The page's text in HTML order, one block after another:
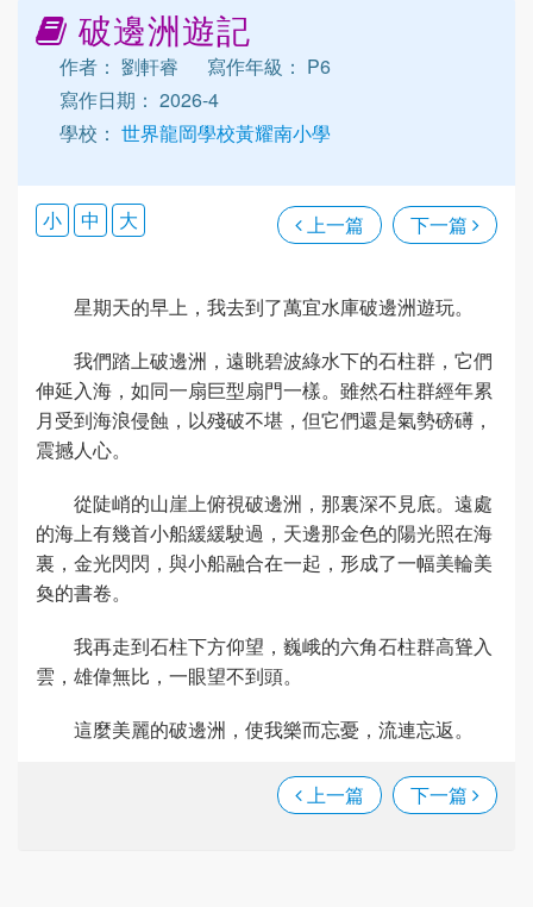
破邊洲遊記
作者： 劉軒睿
寫作年級： P6
寫作日期： 2026-4
學校： 世界龍岡學校黃耀南小學
上一篇 下一篇
小 中 大
星期天的早上，我去到了萬宜水庫破邊洲遊玩。
我們踏上破邊洲，遠眺碧波綠水下的石柱群，它們
伸延入海，如同一扇巨型扇門一樣。雖然石柱群經年累
月受到海浪侵蝕，以殘破不堪，但它們還是氣勢磅礡，
震撼人心。
從陡峭的山崖上俯視破邊洲，那裏深不見底。遠處
的海上有幾首小船緩緩駛過，天邊那金色的陽光照在海
裏，金光閃閃，與小船融合在一起，形成了一幅美輪美
奐的書卷。
我再走到石柱下方仰望，巍峨的六角石柱群高聳入
雲，雄偉無比，一眼望不到頭。
這麼美麗的破邊洲，使我樂而忘憂，流連忘返。
上一篇 下一篇